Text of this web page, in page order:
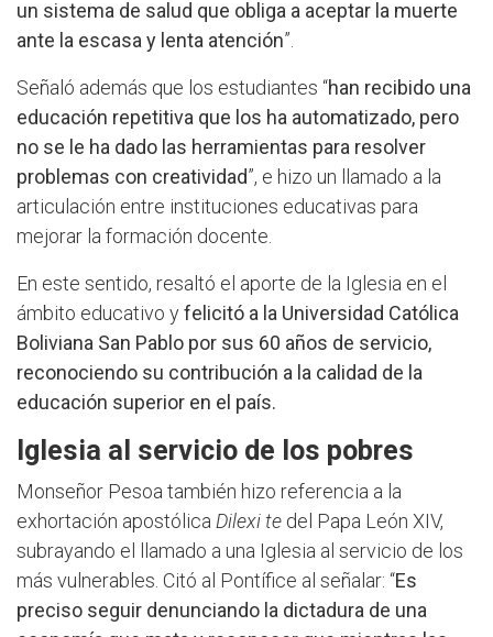
un sistema de salud que obliga a aceptar la muerte
ante la escasa y lenta atención”.
Señaló además que los estudiantes “han recibido una
educación repetitiva que los ha automatizado, pero
no se le ha dado las herramientas para resolver
problemas con creatividad”, e hizo un llamado a la
articulación entre instituciones educativas para
mejorar la formación docente.
En este sentido, resaltó el aporte de la Iglesia en el
ámbito educativo yfelicitó a la Universidad Católica
Boliviana San Pablo por sus 60 años de servicio,
reconociendo su contribución a la calidad de la
educación superior en el país.
Iglesia al servicio de los pobres
Monseñor Pesoa también hizo referencia a la
exhortación apostólica Dilexi te del Papa León XIV,
subrayando el llamado a una Iglesia al servicio de los
más vulnerables. Citó al Pontífice al señalar: “Es
preciso seguir denunciando la dictadura de una